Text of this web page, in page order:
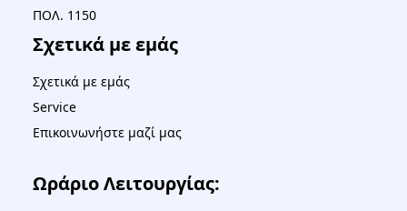
ΠΟΛ. 1150
Σχετικά με εμάς
Σχετικά με εμάς
Service
Επικοινωνήστε μαζί μας
Ωράριο Λειτουργίας: